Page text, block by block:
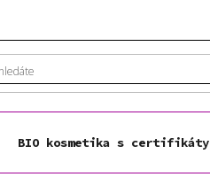
BIO kosmetika s certifikáty